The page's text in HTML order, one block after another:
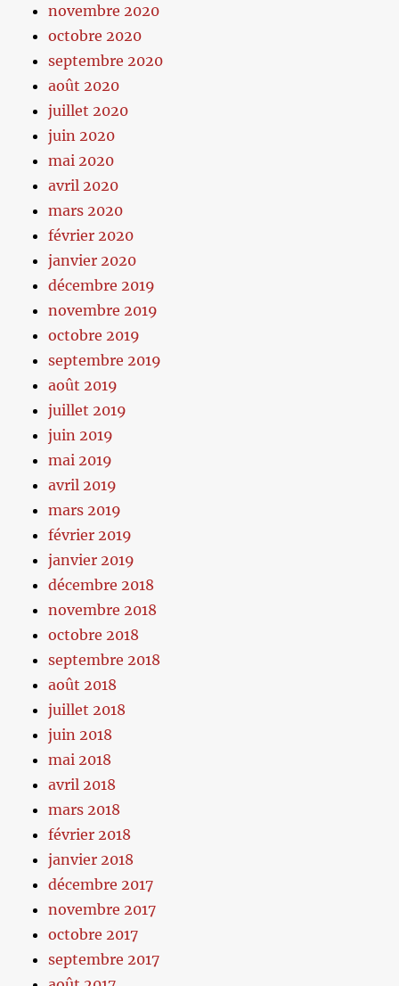
novembre 2020
octobre 2020
septembre 2020
août 2020
juillet 2020
juin 2020
mai 2020
avril 2020
mars 2020
février 2020
janvier 2020
décembre 2019
novembre 2019
octobre 2019
septembre 2019
août 2019
juillet 2019
juin 2019
mai 2019
avril 2019
mars 2019
février 2019
janvier 2019
décembre 2018
novembre 2018
octobre 2018
septembre 2018
août 2018
juillet 2018
juin 2018
mai 2018
avril 2018
mars 2018
février 2018
janvier 2018
décembre 2017
novembre 2017
octobre 2017
septembre 2017